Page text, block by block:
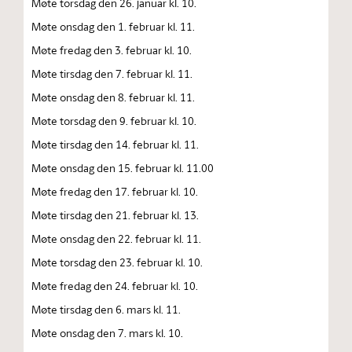
Møte onsdag den 1. februar kl. 11.
Møte fredag den 3. februar kl. 10.
Møte tirsdag den 7. februar kl. 11.
Møte onsdag den 8. februar kl. 11.
Møte torsdag den 9. februar kl. 10.
Møte tirsdag den 14. februar kl. 11.
Møte onsdag den 15. februar kl. 11.00
Møte fredag den 17. februar kl. 10.
Møte tirsdag den 21. februar kl. 13.
Møte onsdag den 22. februar kl. 11.
Møte torsdag den 23. februar kl. 10.
Møte fredag den 24. februar kl. 10.
Møte tirsdag den 6. mars kl. 11.
Møte onsdag den 7. mars kl. 10.